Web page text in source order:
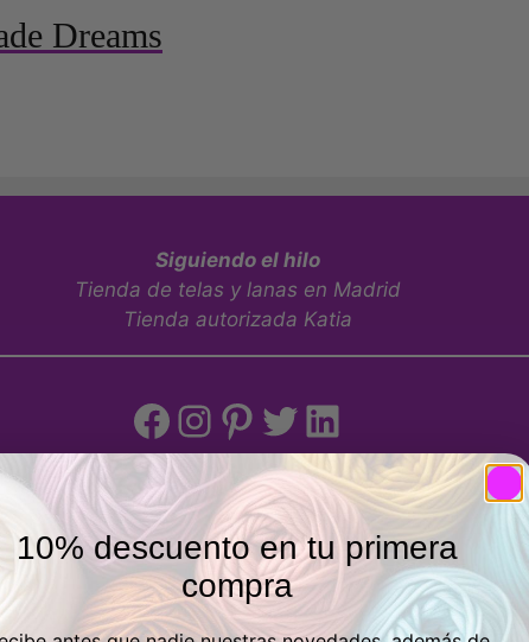
Dreams
Siguiendo el hilo
Tienda de telas y lanas en Madrid
Tienda autorizada Katia
Facebook
Instagram
Pinterest
Twitter
LinkedIn
Tienda física
Posterior, Local 1, Vicálvaro, 28032 Madrid, España -
10% descuento en tu primera
compra